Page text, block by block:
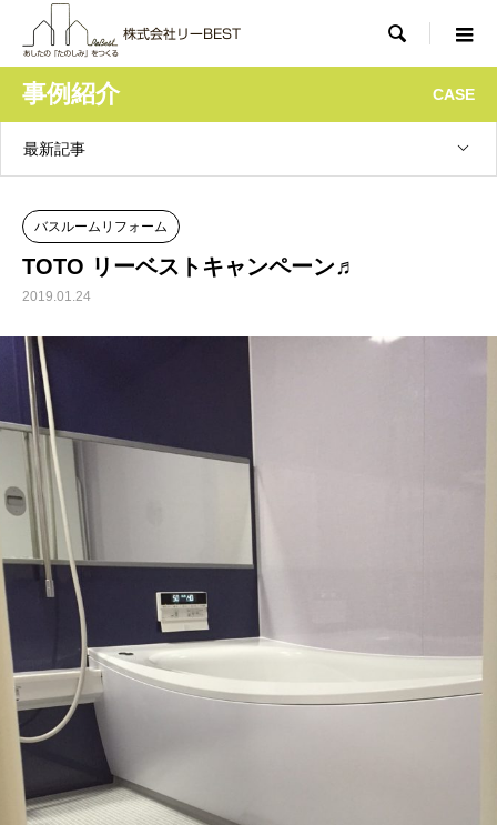

事例紹介 CASE
最新記事
バスルームリフォーム
TOTO リーベストキャンペーン♬
2019.01.24